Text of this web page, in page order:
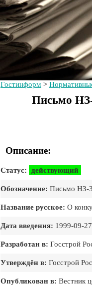
Гостинформ >
Письмо НЗ-
Описание:
Статус: действующий
Обозначение: Письмо НЗ-
Название русское: О
Дата введения: 1999-09-27
Разработан в: Госстрой
Утверждён в: Госстрой
Опубликован в: Вестник